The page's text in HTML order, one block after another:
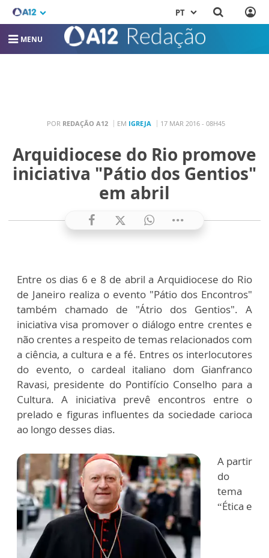
PT
MENU
POR REDAÇÃO A12 EM IGREJA 17 MAR 2016 - 08H45
Arquidiocese do Rio promove
iniciativa "Pátio dos Gentios"
em abril
Entre os dias 6 e 8 de abril a Arquidiocese do Rio
de Janeiro realiza o evento "Pátio dos Encontros"
também chamado de "Átrio dos Gentios". A
iniciativa visa promover o diálogo entre crentes e
não crentes a respeito de temas relacionados com
a ciência, a cultura e a fé. Entres os interlocutores
do evento, o cardeal italiano dom Gianfranco
Ravasi, presidente do Pontifício Conselho para a
Cultura. A iniciativa prevê encontros entre o
prelado e figuras influentes da sociedade carioca
ao longo desses dias.
A partir
do
tema
“Ética e